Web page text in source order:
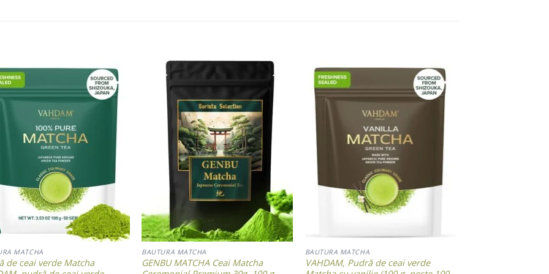
Add to wishlist
MATCHA
de ceai verde Matcha
Add to wishlist
BAUTURA MATCHA
GENBU MATCHA Ceai Matcha
Add to wishlist
BAUTURA MATCHA
VAHDAM, Pudră de ceai verde